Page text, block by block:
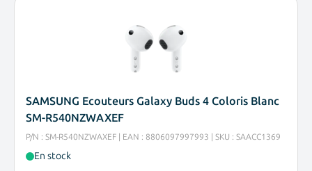
SAMSUNG Ecouteurs Galaxy Buds 4 Coloris Blanc
SM-R540NZWAXEF
P/N : SM-R540NZWAXEF | EAN : 8806097997993 | SKU : SAACC1369
En stock